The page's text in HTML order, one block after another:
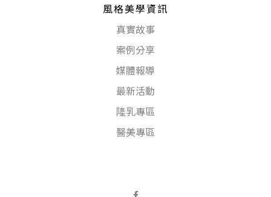
風格美學資訊
真實故事
案例分享
媒體報導
最新活動
隆乳專區
醫美專區